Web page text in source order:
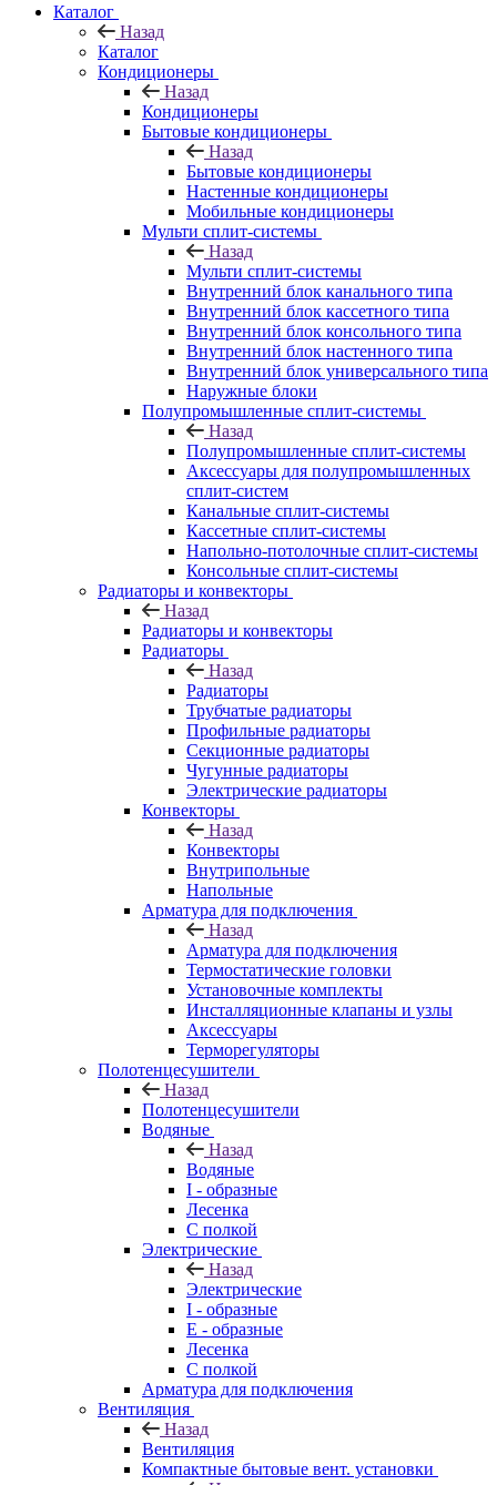
Каталог
Назад
Каталог
Кондиционеры
Назад
Кондиционеры
Бытовые кондиционеры
Назад
Бытовые кондиционеры
Настенные кондиционеры
Мобильные кондиционеры
Мульти сплит-системы
Назад
Мульти сплит-системы
Внутренний блок канального типа
Внутренний блок кассетного типа
Внутренний блок консольного типа
Внутренний блок настенного типа
Внутренний блок универсального типа
Наружные блоки
Полупромышленные сплит-системы
Назад
Полупромышленные сплит-системы
Аксессуары для полупромышленных
сплит-систем
Канальные сплит-системы
Кассетные сплит-системы
Напольно-потолочные сплит-системы
Консольные сплит-системы
Радиаторы и конвекторы
Назад
Радиаторы и конвекторы
Радиаторы
Назад
Радиаторы
Трубчатые радиаторы
Профильные радиаторы
Секционные радиаторы
Чугунные радиаторы
Электрические радиаторы
Конвекторы
Назад
Конвекторы
Внутрипольные
Напольные
Арматура для подключения
Назад
Арматура для подключения
Термостатические головки
Установочные комплекты
Инсталляционные клапаны и узлы
Аксессуары
Терморегуляторы
Полотенцесушители
Назад
Полотенцесушители
Водяные
Назад
Водяные
I - образные
Лесенка
С полкой
Электрические
Назад
Электрические
I - образные
E - образные
Лесенка
С полкой
Арматура для подключения
Вентиляция
Назад
Вентиляция
Компактные бытовые вент. установки